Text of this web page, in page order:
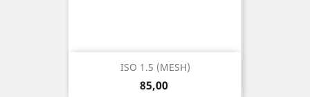
ISO 1.5 (MESH)
Precio
85,00